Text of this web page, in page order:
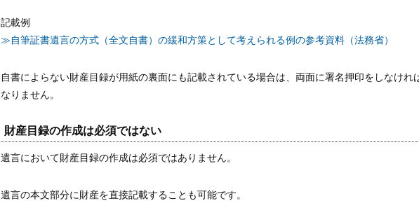
記載例
≫自筆証書遺言の方式（全文自書）の緩和方策として考えられる例の参考資料（法務省）
自書によらない財産目録が用紙の裏面にも記載されている場合は、両面に署名押印をしなけれ
なりません。
財産目録の作成は必須ではない
遺言において財産目録の作成は必須ではありません。
遺言の本文部分に財産を直接記載することも可能です。